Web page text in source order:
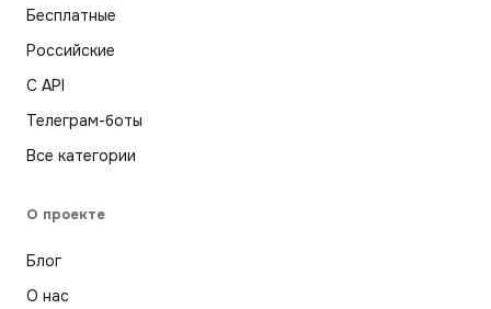
Бесплатные
Российские
С API
Телеграм-боты
Все категории
О проекте
Блог
О нас